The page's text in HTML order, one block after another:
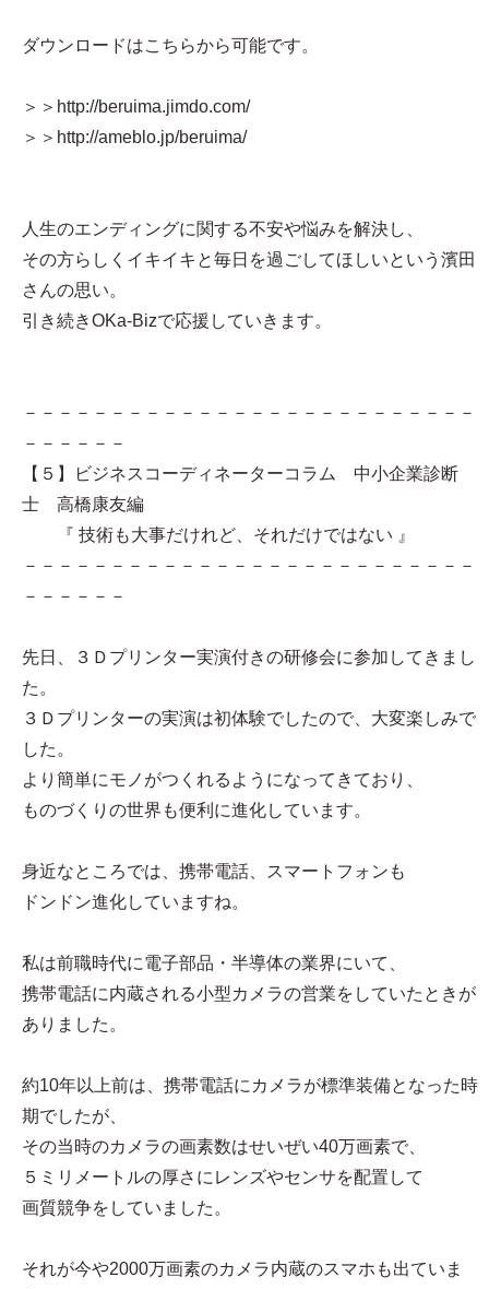
ダウンロードはこちらから可能です。
＞＞http://beruima.jimdo.com/
＞＞http://ameblo.jp/beruima/
人生のエンディングに関する不安や悩みを解決し、
その方らしくイキイキと毎日を過ごしてほしいという濱田
さんの思い。
引き続きOKa-Bizで応援していきます。
－－－－－－－－－－－－－－－－－－－－－－－－－－
－－－－－－
【５】ビジネスコーディネーターコラム 中小企業診断
士 高橋康友編
『 技術も大事だけれど、それだけではない 』
－－－－－－－－－－－－－－－－－－－－－－－－－－
－－－－－－
先日、３Ｄプリンター実演付きの研修会に参加してきまし
た。
３Ｄプリンターの実演は初体験でしたので、大変楽しみで
した。
より簡単にモノがつくれるようになってきており、
ものづくりの世界も便利に進化しています。
身近なところでは、携帯電話、スマートフォンも
ドンドン進化していますね。
私は前職時代に電子部品・半導体の業界にいて、
携帯電話に内蔵される小型カメラの営業をしていたときが
ありました。
約10年以上前は、携帯電話にカメラが標準装備となった時
期でしたが、
その当時のカメラの画素数はせいぜい40万画素で、
５ミリメートルの厚さにレンズやセンサを配置して
画質競争をしていました。
それが今や2000万画素のカメラ内蔵のスマホも出ていま